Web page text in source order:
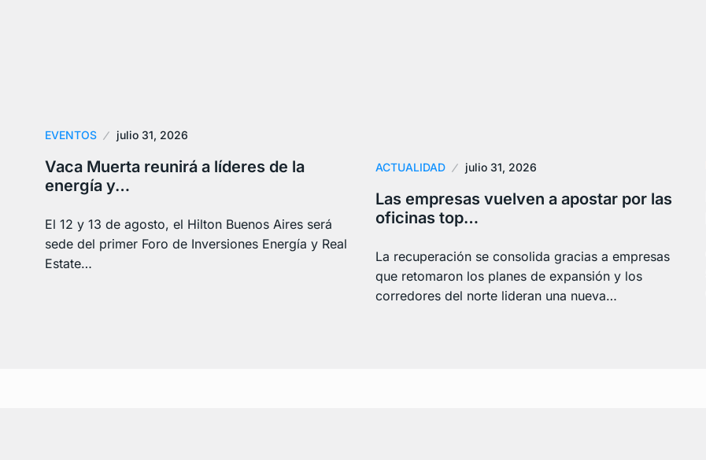
EVENTOS julio 31, 2026
Vaca Muerta reunirá a líderes de la
energía y…
El 12 y 13 de agosto, el Hilton Buenos Aires será
sede del primer Foro de Inversiones Energía y Real
Estate…
ACTUALIDAD julio 31, 2026
Las empresas vuelven a apostar por las
oficinas top…
La recuperación se consolida gracias a empresas
que retomaron los planes de expansión y los
corredores del norte lideran una nueva…